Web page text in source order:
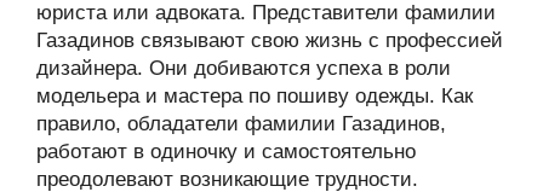
юриста или адвоката. Представители фамилии
Газадинов связывают свою жизнь с профессией
дизайнера. Они добиваются успеха в роли
модельера и мастера по пошиву одежды. Как
правило, обладатели фамилии Газадинов,
работают в одиночку и самостоятельно
преодолевают возникающие трудности.